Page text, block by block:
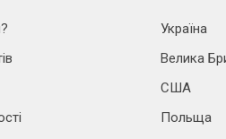
Україна
Велика
США
Польща